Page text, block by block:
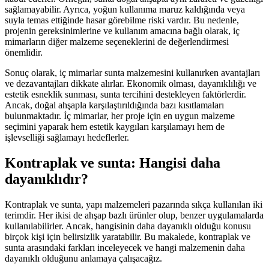
sağlamayabilir. Ayrıca, yoğun kullanıma maruz kaldığında veya
suyla temas ettiğinde hasar görebilme riski vardır. Bu nedenle,
projenin gereksinimlerine ve kullanım amacına bağlı olarak, iç
mimarların diğer malzeme seçeneklerini de değerlendirmesi
önemlidir.
Sonuç olarak, iç mimarlar sunta malzemesini kullanırken avantajları
ve dezavantajları dikkate alırlar. Ekonomik olması, dayanıklılığı ve
estetik esneklik sunması, sunta tercihini destekleyen faktörlerdir.
Ancak, doğal ahşapla karşılaştırıldığında bazı kısıtlamaları
bulunmaktadır. İç mimarlar, her proje için en uygun malzeme
seçimini yaparak hem estetik kaygıları karşılamayı hem de
işlevselliği sağlamayı hedeflerler.
Kontraplak ve sunta: Hangisi daha
dayanıklıdır?
Kontraplak ve sunta, yapı malzemeleri pazarında sıkça kullanılan iki
terimdir. Her ikisi de ahşap bazlı ürünler olup, benzer uygulamalarda
kullanılabilirler. Ancak, hangisinin daha dayanıklı olduğu konusu
birçok kişi için belirsizlik yaratabilir. Bu makalede, kontraplak ve
sunta arasındaki farkları inceleyecek ve hangi malzemenin daha
dayanıklı olduğunu anlamaya çalışacağız.